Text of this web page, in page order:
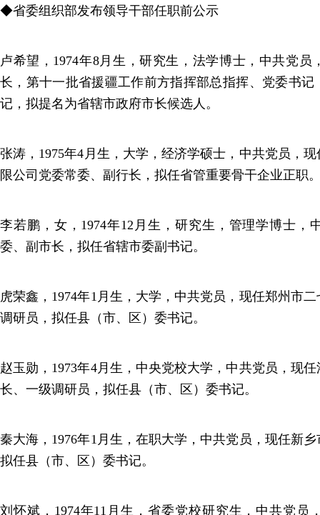
◆省委组织部发布领导干部任职前公示
卢希望，1974年8月生，研究生，法学博士，中共党员
长，第十一批省援疆工作前方指挥部总指挥、党委书
记，拟提名为省辖市政府市长候选人。
张涛，1975年4月生，大学，经济学硕士，中共党员，
限公司党委常委、副行长，拟任省管重要骨干企业正职
李若鹏，女，1974年12月生，研究生，管理学博士，
委、副市长，拟任省辖市委副书记。
虎荣鑫，1974年1月生，大学，中共党员，现任郑州市
调研员，拟任县（市、区）委书记。
赵玉勋，1973年4月生，中央党校大学，中共党员，现
长、一级调研员，拟任县（市、区）委书记。
秦大海，1976年1月生，在职大学，中共党员，现任新
拟任县（市、区）委书记。
刘怀斌，1974年11月生，省委党校研究生，中共党员